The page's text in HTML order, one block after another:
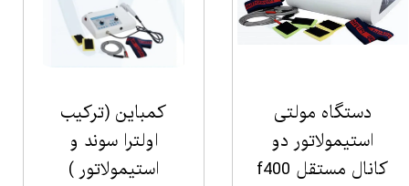
دستگاه مولتی
استیمولاتور دو
کانال مستقل f400
کمباین (ترکیب
اولترا سوند و
استیمولاتور )